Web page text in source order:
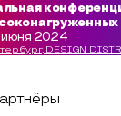
2024
DESIGN